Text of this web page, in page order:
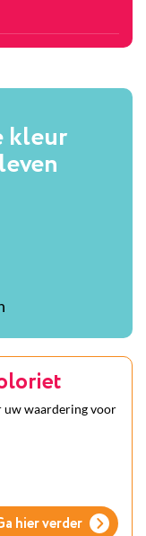
kleur
uw waardering voor
hier verder